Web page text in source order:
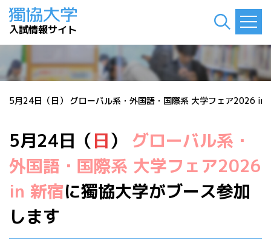
入試情報サイト
5月24日（日） グローバル系・外国語・国際系 大学フェア2026 in
5月24日（日） グローバル系・
外国語・国際系 大学フェア2026
in 新宿に獨協大学がブース参加
します